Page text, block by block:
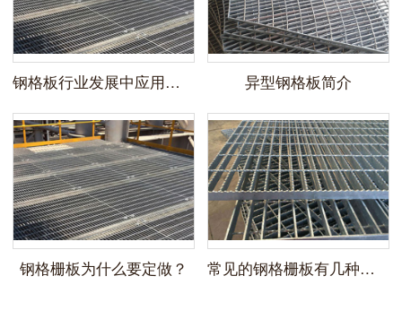
钢格板行业发展中应用应用领域 异型钢格板简介
钢格栅板为什么要定做？ 常见的钢格栅板有几种分类？